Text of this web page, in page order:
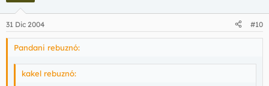
31 Dic 2004 #10
Pandani rebuznó:
kakel rebuznó: